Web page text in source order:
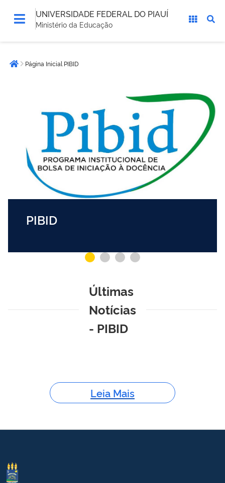
UNIVERSIDADE FEDERAL DO PIAUÍ
Ministério da Educação
estáPágina inicial
Página Inicial PIBID
PIBID
Últimas
Notícias
- PIBID
Leia Mais